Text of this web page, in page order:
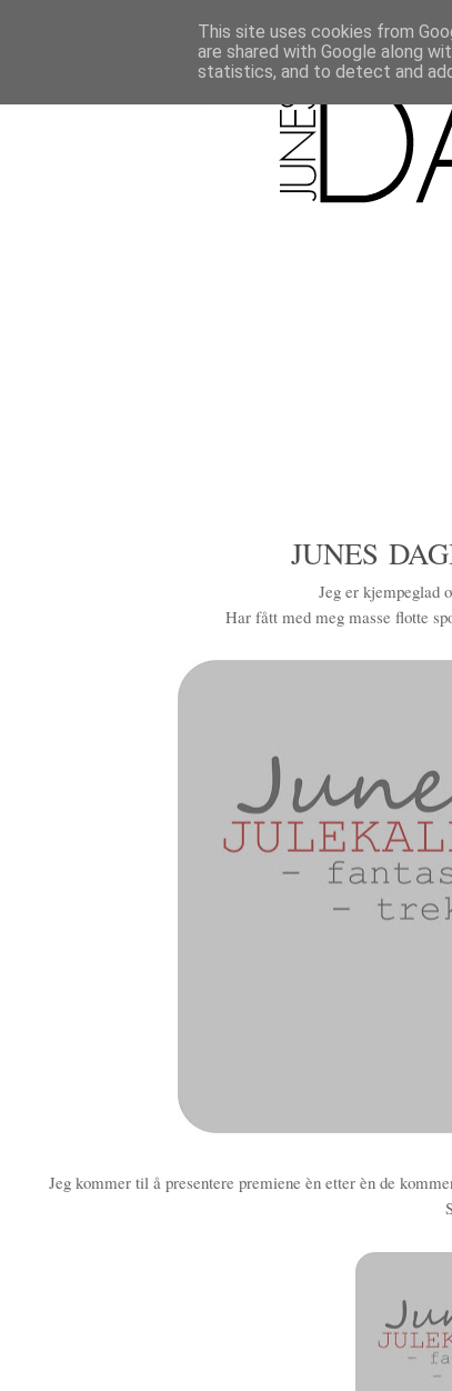
JUNES
Jeg er kjempeglad
Har fått med meg masse flotte
Jeg kommer til å presentere premiene èn etter èn de
This site uses cookies from
are shared with Google along
statistics, and to detect and